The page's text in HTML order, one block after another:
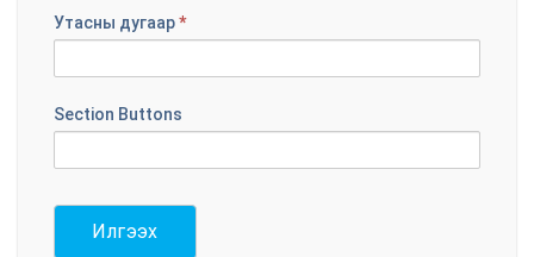
Утасны дугаар*
Section Buttons
Илгээх